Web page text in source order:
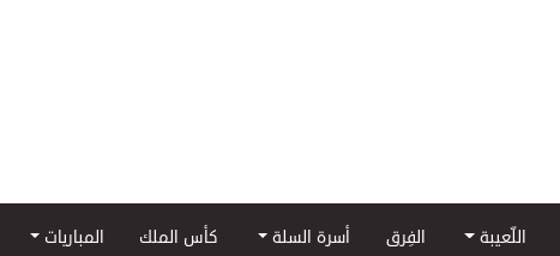
اللّعيبة الفِرق أسرة السلة كأس الملك المباريات